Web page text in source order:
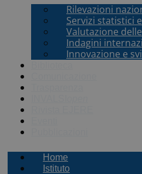
Rilevazioni
Servizi statistici
Valutazione
Indagini
Innovazione e
Home
Istituto